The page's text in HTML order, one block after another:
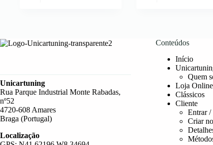
Unicartuning
Rua Parque Industrial Monte Rabadas,
nº52
4720-608 Amares
Braga (Portugal)
Localização
Conteúdos
Início
Quem
Loja Online
Clássicos
Cliente
Entrar
Criar